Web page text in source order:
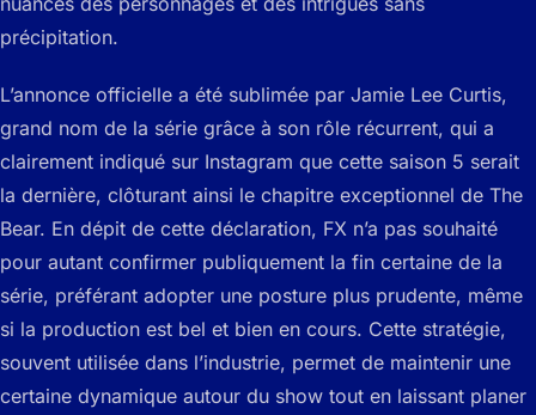
précipitation.
L’annonce officielle a été sublimée par Jamie Lee Curtis,
grand nom de la série grâce à son rôle récurrent, qui a
clairement indiqué sur Instagram que cette saison 5 serait
la dernière, clôturant ainsi le chapitre exceptionnel de The
Bear. En dépit de cette déclaration, FX n’a pas souhaité
pour autant confirmer publiquement la fin certaine de la
série, préférant adopter une posture plus prudente, même
si la production est bel et bien en cours. Cette stratégie,
souvent utilisée dans l’industrie, permet de maintenir une
certaine dynamique autour du show tout en laissant planer